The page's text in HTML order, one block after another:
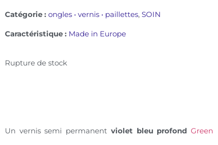
Catégorie : ongles • vernis • paillettes, SOIN
Caractéristique : Made in Europe
Rupture de stock
Un vernis semi permanent violet bleu profond Green